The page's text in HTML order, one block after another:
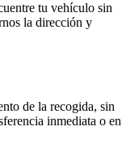
tu vehículo sin
la dirección y
de la recogida, sin
inmediata o en